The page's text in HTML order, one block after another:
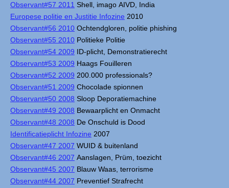
Observant#57 2011 Shell, imago AIVD, India
Europese politie en Justitie Infozine 2010
Observant#56 2010 Ochtendgloren, politie phishing
Observant#55 2010 Politieke Politie
Observant#54 2009 ID-plicht, Demonstratierecht
Observant#53 2009 Haags Fouilleren
Observant#52 2009 200.000 professionals?
Observant#51 2009 Chocolade spionnen
Observant#50 2008 Sloop Deporatiemachine
Observant#49 2008 Bewaarplicht en Onmacht
Observant#48 2008 De Onschuld is Dood
Identificatieplicht Infozine 2007
Observant#47 2007 WUID & buitenland
Observant#46 2007 Aanslagen, Prüm, toezicht
Observant#45 2007 Blauw Waas, terrorisme
Observant#44 2007 Preventief Strafrecht